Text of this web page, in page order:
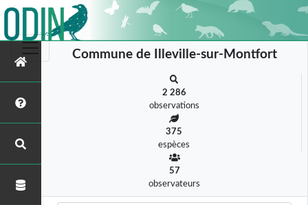
Commune de Illeville-sur-Montfort
2 286
observations
375
espèces
57
observateurs